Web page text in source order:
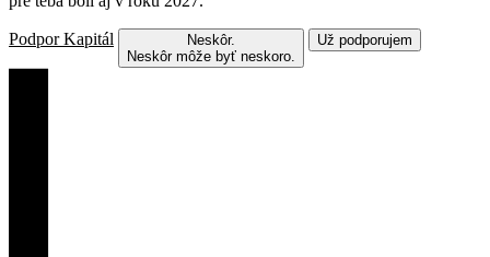
Podpor Kapitál
Neskôr.
Neskôr môže byť neskoro.
Už podporujem